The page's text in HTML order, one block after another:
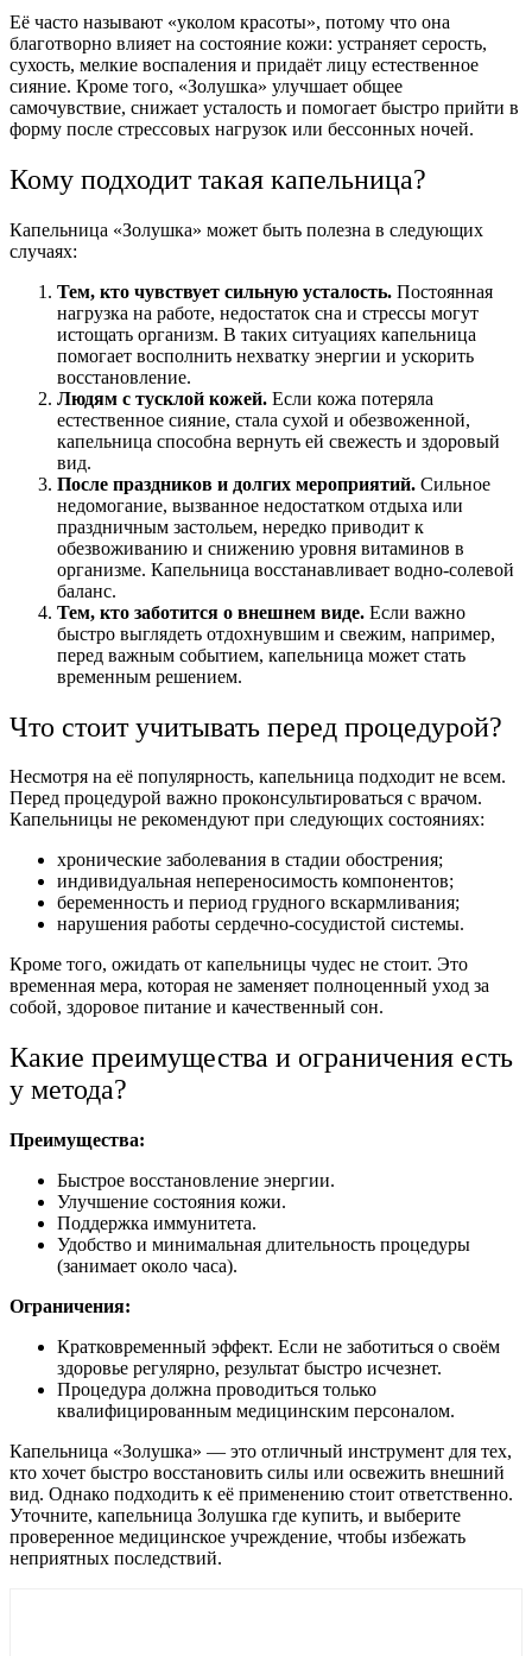
Её часто называют «уколом красоты», потому что она
благотворно влияет на состояние кожи: устраняет серость,
сухость, мелкие воспаления и придаёт лицу естественное
сияние. Кроме того, «Золушка» улучшает общее
самочувствие, снижает усталость и помогает быстро прийти в
форму после стрессовых нагрузок или бессонных ночей.
Кому подходит такая капельница?
Капельница «Золушка» может быть полезна в следующих
случаях:
Тем, кто чувствует сильную усталость. Постоянная
нагрузка на работе, недостаток сна и стрессы могут
истощать организм. В таких ситуациях капельница
помогает восполнить нехватку энергии и ускорить
восстановление.
Людям с тусклой кожей. Если кожа потеряла
естественное сияние, стала сухой и обезвоженной,
капельница способна вернуть ей свежесть и здоровый
вид.
После праздников и долгих мероприятий. Сильное
недомогание, вызванное недостатком отдыха или
праздничным застольем, нередко приводит к
обезвоживанию и снижению уровня витаминов в
организме. Капельница восстанавливает водно-солевой
баланс.
Тем, кто заботится о внешнем виде. Если важно
быстро выглядеть отдохнувшим и свежим, например,
перед важным событием, капельница может стать
временным решением.
Что стоит учитывать перед процедурой?
Несмотря на её популярность, капельница подходит не всем.
Перед процедурой важно проконсультироваться с врачом.
Капельницы не рекомендуют при следующих состояниях:
хронические заболевания в стадии обострения;
индивидуальная непереносимость компонентов;
беременность и период грудного вскармливания;
нарушения работы сердечно-сосудистой системы.
Кроме того, ожидать от капельницы чудес не стоит. Это
временная мера, которая не заменяет полноценный уход за
собой, здоровое питание и качественный сон.
Какие преимущества и ограничения есть
у метода?
Преимущества:
Быстрое восстановление энергии.
Улучшение состояния кожи.
Поддержка иммунитета.
Удобство и минимальная длительность процедуры
(занимает около часа).
Ограничения:
Кратковременный эффект. Если не заботиться о своём
здоровье регулярно, результат быстро исчезнет.
Процедура должна проводиться только
квалифицированным медицинским персоналом.
Капельница «Золушка» — это отличный инструмент для тех,
кто хочет быстро восстановить силы или освежить внешний
вид. Однако подходить к её применению стоит ответственно.
Уточните, капельница Золушка где купить, и выберите
проверенное медицинское учреждение, чтобы избежать
неприятных последствий.